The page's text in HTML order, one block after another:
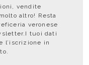
vendite
altro! Resta
veronese
tuoi dati
l’iscrizione in